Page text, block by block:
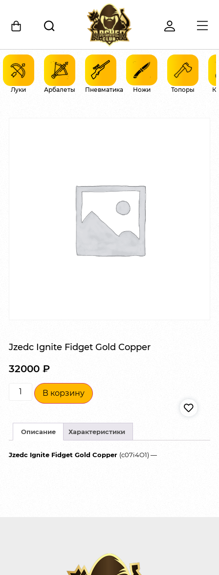
Луки Арбалеты Пневматика Ножи Топоры
Jzedc Ignite Fidget Gold Copper
32000 ₽
В корзину
Описание Характеристики
Jzedc Ignite Fidget Gold Copper (c07i4O1) —